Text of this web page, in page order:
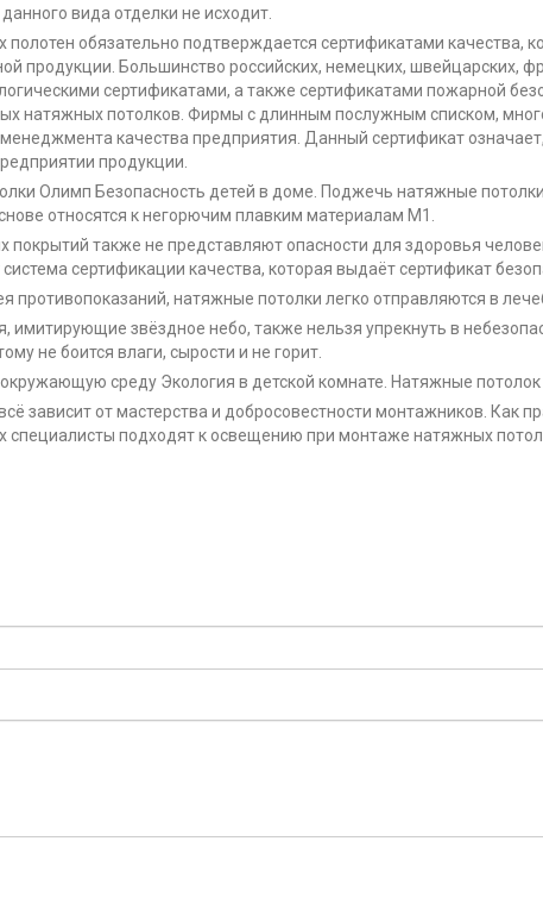
вида отделки не исходит.
полотен обязательно подтверждается сертификатами качества,
продукции. Большинство российских, немецких, швейцарских,
сертификатами, а также сертификатами пожарной
натяжных потолков. Фирмы с длинным послужным списком,
качества предприятия. Данный сертификат
продукции.
Олимп Безопасность детей в доме. Поджечь натяжные
относятся к негорючим плавким материалам М1.
также не представляют опасности для здоровья
сертификации качества, которая выдаёт сертификат
противопоказаний, натяжные потолки легко отправляются в
звёздное небо, также нельзя упрекнуть в
не боится влаги, сырости и не горит.
среду Экология в детской комнате. Натяжные потолок
зависит от мастерства и добросовестности монтажников.
специалисты подходят к освещению при монтаже натяжных